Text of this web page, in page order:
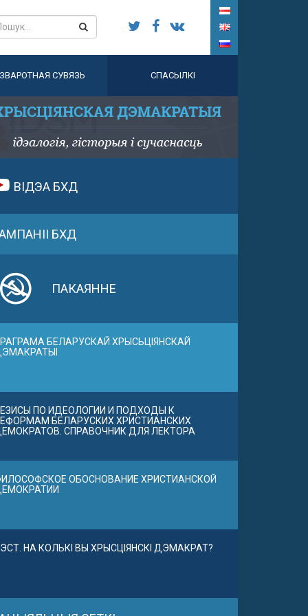
ЗВАРОТНАЯ СУВЯЗЬ СПАСЫЛКІ
ВІДЭА БХД
БХД
ПАКАЯННЕ
БЕЛАРУСКАЙ ХРЫСЬЦІЯНСКАЙ
ПО ИДЕОЛОГИИ И ПОДХОДЫ К
БЕЛАРУСКИХ ХРИСТИАНСКИХ
СПРАВОЧНИК ДЛЯ ЛЕКТОРА
ОБОСНОВАНИЕ ХРИСТИАНСКОЙ
НА КОЛЬКІ ВЫ ХРЫСЦІЯНСКІ ДЭМАКРАТ?